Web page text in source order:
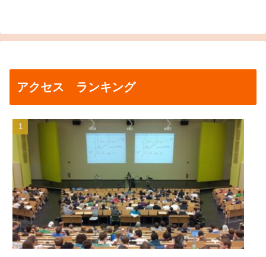
アクセス ランキング